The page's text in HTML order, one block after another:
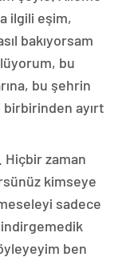
ilgili eşim,
bakıyorsam
bu
bu şehrin
birbirinden ayırt
Hiçbir zaman
kimseye
sadece
ben